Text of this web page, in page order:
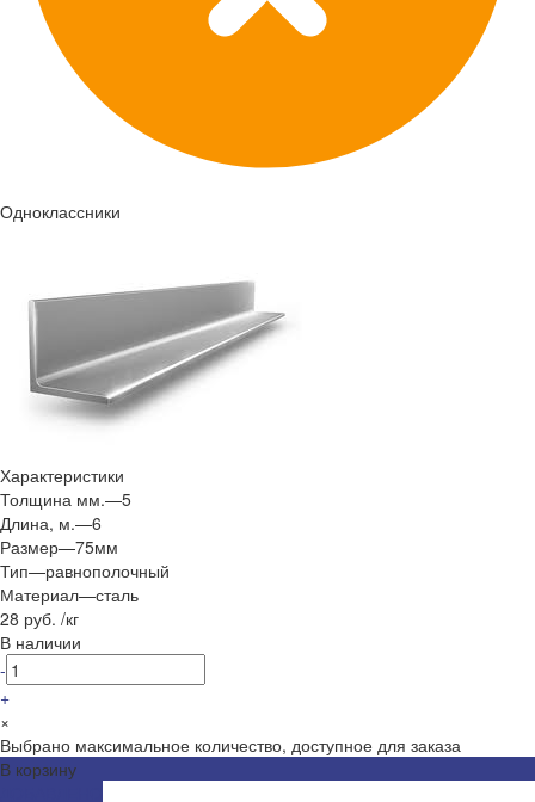
Одноклассники
Характеристики
Толщина мм.—5
Длина, м.—6
Размер—75мм
Тип—равнополочный
Материал—сталь
28 руб. /кг
В наличии
-
+
×
Выбрано максимальное количество, доступное для заказа
В корзину